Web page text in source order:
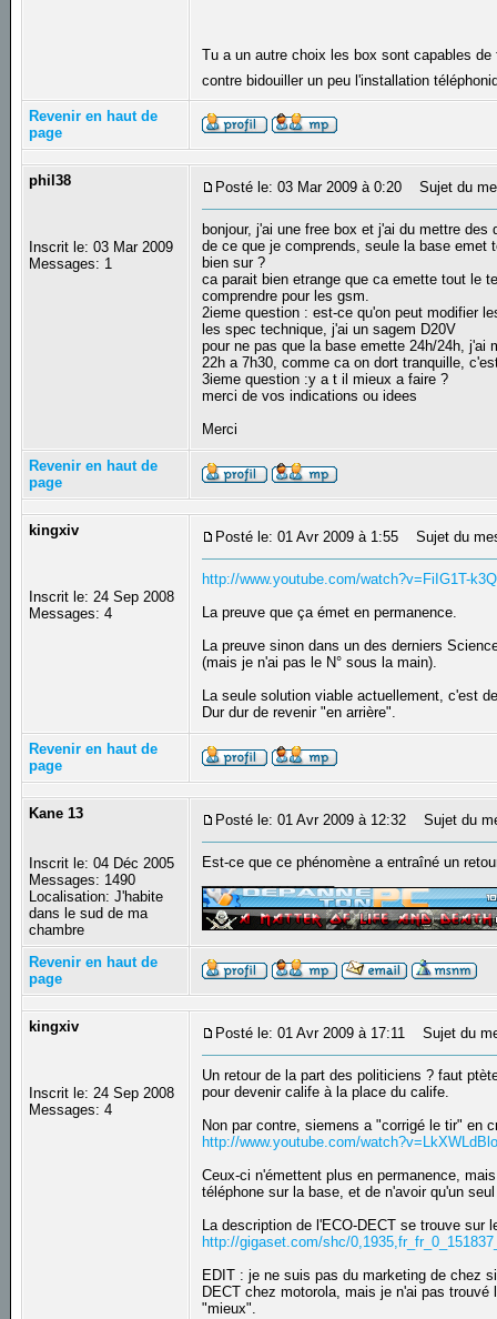
Tu a un autre choix les box sont capables
contre bidouiller un peu l'installation
Revenir en haut de
page
phil38
Inscrit le: 03 Mar 2009
Messages: 1
Posté le: 03 Mar 2009 à 0:20 Sujet du
bonjour, j'ai une free box et j'ai du mettre
de ce que je comprends, seule la base
bien sur ?
ca parait bien etrange que ca emette tout le
comprendre pour les gsm.
2ieme question : est-ce qu'on peut modifier
les spec technique, j'ai un sagem D20V
pour ne pas que la base emette 24h/24h,
22h a 7h30, comme ca on dort tranquille,
3ieme question :y a t il mieux a faire ?
merci de vos indications ou idees
Merci
Revenir en haut de
page
kingxiv
Inscrit le: 24 Sep 2008
Messages: 4
Posté le: 01 Avr 2009 à 1:55 Sujet du
http://www.youtube.com/watch?v=FiIG1T-
La preuve que ça émet en permanence.
La preuve sinon dans un des derniers
(mais je n'ai pas le N° sous la main).
La seule solution viable actuellement, c'est
Dur dur de revenir "en arrière".
Revenir en haut de
page
Kane 13
Inscrit le: 04 Déc 2005
Messages: 1490
Localisation: J'habite
dans le sud de ma
chambre
Posté le: 01 Avr 2009 à 12:32 Sujet du
Est-ce que ce phénomène a entraîné un
Revenir en haut de
page
kingxiv
Inscrit le: 24 Sep 2008
Messages: 4
Posté le: 01 Avr 2009 à 17:11 Sujet du
Un retour de la part des politiciens ? faut
pour devenir calife à la place du calife.
Non par contre, siemens a "corrigé le tir" en
http://www.youtube.com/
Ceux-ci n'émettent plus en permanence,
téléphone sur la base, et de n'avoir qu'un
La description de l'ECO-DECT se trouve sur
http://gigaset.com/shc/
EDIT : je ne suis pas du marketing de chez
DECT chez motorola, mais je n'ai pas
"mieux".